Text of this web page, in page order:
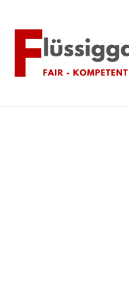
Inhalt
springen